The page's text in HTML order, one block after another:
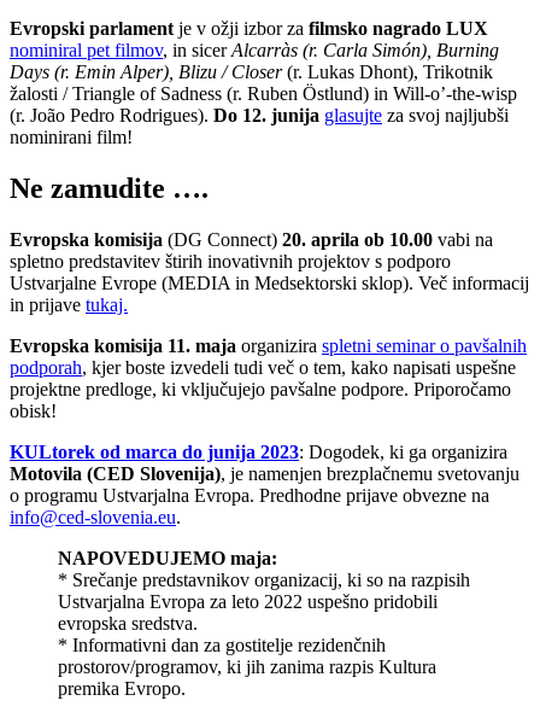
Evropski parlament je v ožji izbor za filmsko nagrado LUX
nominiral pet filmov, in sicerAlcarràs (r. Carla Simón), Burning
Days (r. Emin Alper), Blizu / Closer(r. Lukas Dhont), Trikotnik
žalosti / Triangle of Sadness (r. Ruben Östlund) in Will-o’-the-wisp
(r. João Pedro Rodrigues). Do 12. junija glasujte za svoj najljubši
nominirani film!
Ne zamudite ….
Evropska komisija (DG Connect) 20. aprila ob 10.00 vabi na
spletno predstavitev štirih inovativnih projektov s podporo
Ustvarjalne Evrope (MEDIA in Medsektorski sklop). Več informacij
in prijave tukaj.
Evropska komisija 11. maja organizira spletni seminar o pavšalnih
podporah, kjer boste izvedeli tudi več o tem, kako napisati uspešne
projektne predloge, ki vključujejo pavšalne podpore. Priporočamo
obisk!
KULtorek od marca do junija 2023: Dogodek, ki ga organizira
Motovila (CED Slovenija), je namenjen brezplačnemu svetovanju
o programu Ustvarjalna Evropa. Predhodne prijave obvezne na
info@ced-slovenia.eu.
NAPOVEDUJEMO maja:
* Srečanje predstavnikov organizacij, ki so na razpisih
Ustvarjalna Evropa za leto 2022 uspešno pridobili
evropska sredstva.
* Informativni dan za gostitelje rezidenčnih
prostorov/programov, ki jih zanima razpis Kultura
premika Evropo.